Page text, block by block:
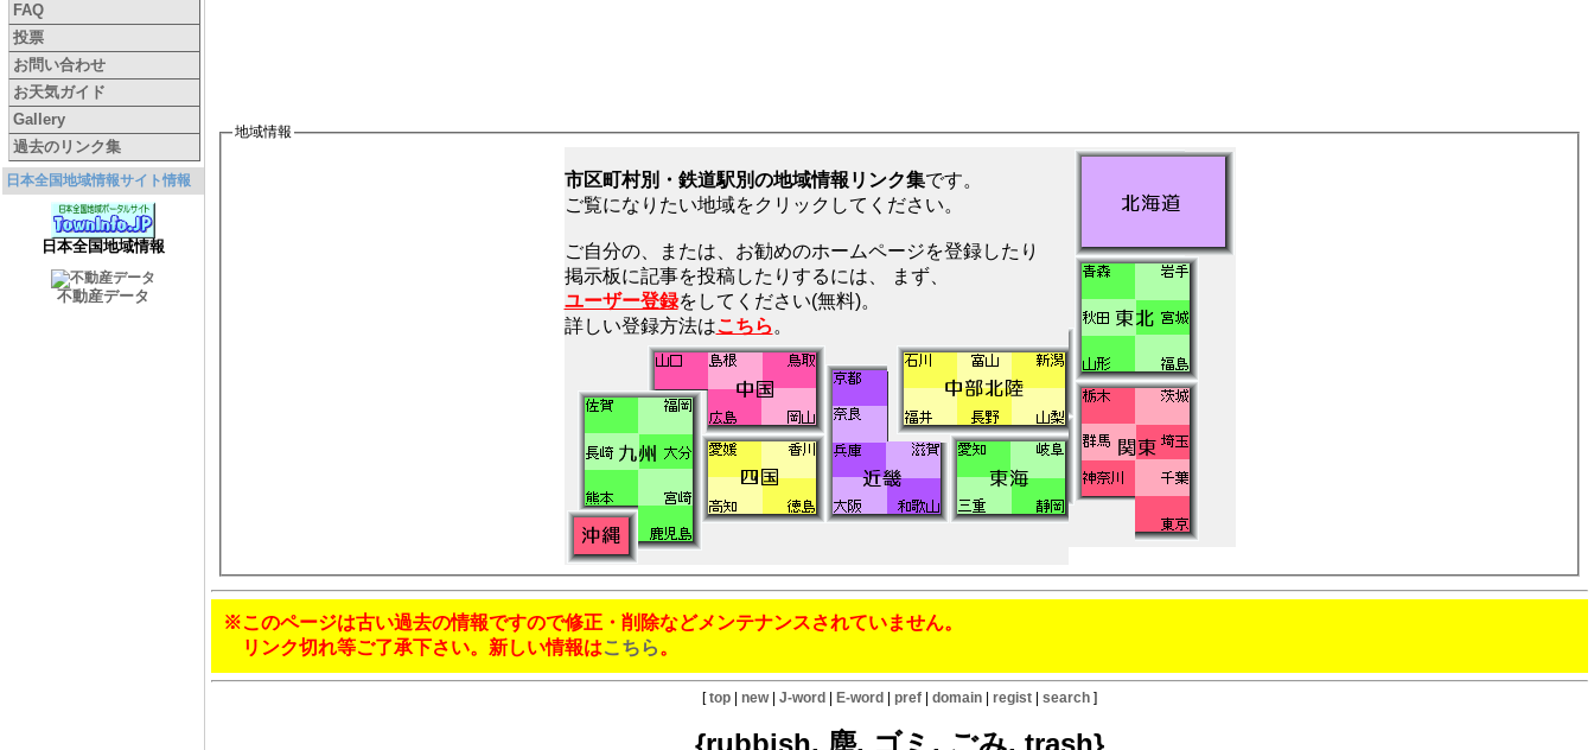
FAQ
投票
お問い合わせ
お天気ガイド
Gallery
過去のリンク集
日本全国地域情報サイト情報
日本全国地域情報
不動産データ
地域情報
市区町村別・鉄道駅別の地域情報リンク集です。
ご覧になりたい地域をクリックしてください。
ご自分の、または、お勧めのホームページを登録したり
掲示板に記事を投稿したりするには、 まず、
ユーザー登録をしてください(無料)。
詳しい登録方法はこちら 。
※このページは古い過去の情報ですので修正・削除などメンテナンスされていません。
リンク切れ等ご了承下さい。新しい情報はこちら。
[top | new| J-word | E-word | pref | domain | regist | search ]
{rubbish, 塵, ゴミ, ごみ, trash}